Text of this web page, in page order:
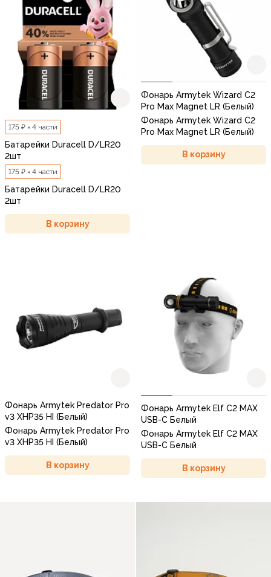
175 ₽ × 4 части
Батарейки Duracell D/LR20
2шт
175 ₽ × 4 части
Батарейки Duracell D/LR20
2шт
В корзину
Фонарь Armytek Wizard C2
Pro Max Magnet LR (Белый)
Фонарь Armytek Wizard C2
Pro Max Magnet LR (Белый)
В корзину
Фонарь Armytek Predator Pro
v3 XHP35 HI (Белый)
Фонарь Armytek Predator Pro
v3 XHP35 HI (Белый)
В корзину
Фонарь Armytek Elf C2 MAX
USB-C Белый
Фонарь Armytek Elf C2 MAX
USB-C Белый
В корзину